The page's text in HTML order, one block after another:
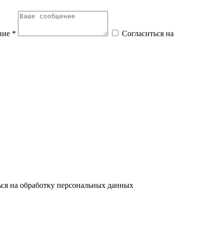
*
Согласиться на
на обработку персональных данных